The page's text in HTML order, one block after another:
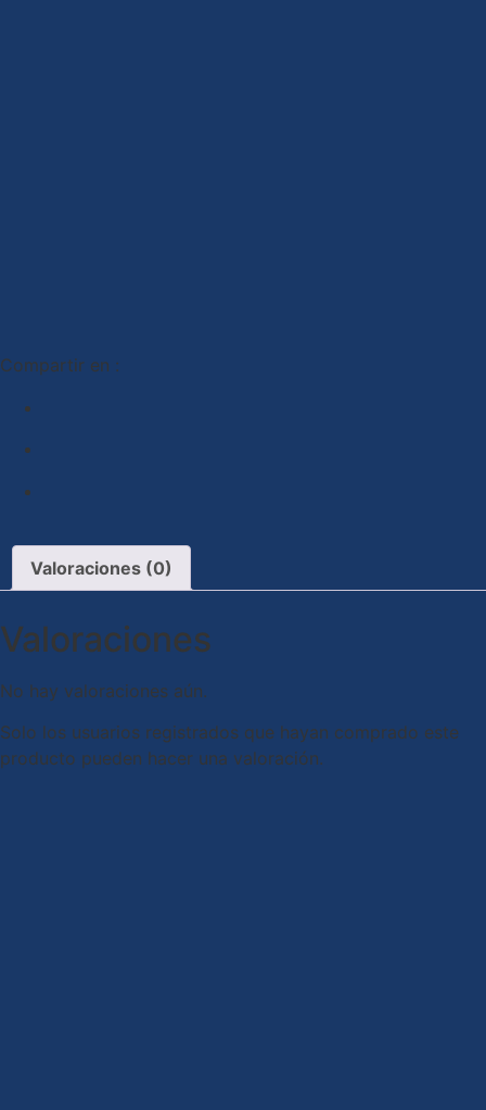
Compartir en :
Valoraciones (0)
Valoraciones
No hay valoraciones aún.
Solo los usuarios registrados que hayan comprado este
producto pueden hacer una valoración.